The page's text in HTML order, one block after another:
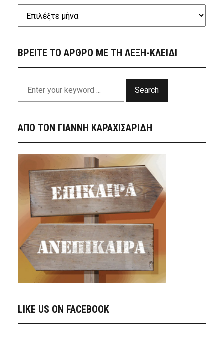
ΒΡΕΙΤΕ ΤΟ ΑΡΘΡΟ ΜΕ ΤΗ ΛΕΞΗ-ΚΛΕΙΔΙ
Search
ΑΠΟ ΤΟΝ ΓΙΑΝΝΗ ΚΑΡΑΧΙΣΑΡΙΔΗ
LIKE US ON FACEBOOK